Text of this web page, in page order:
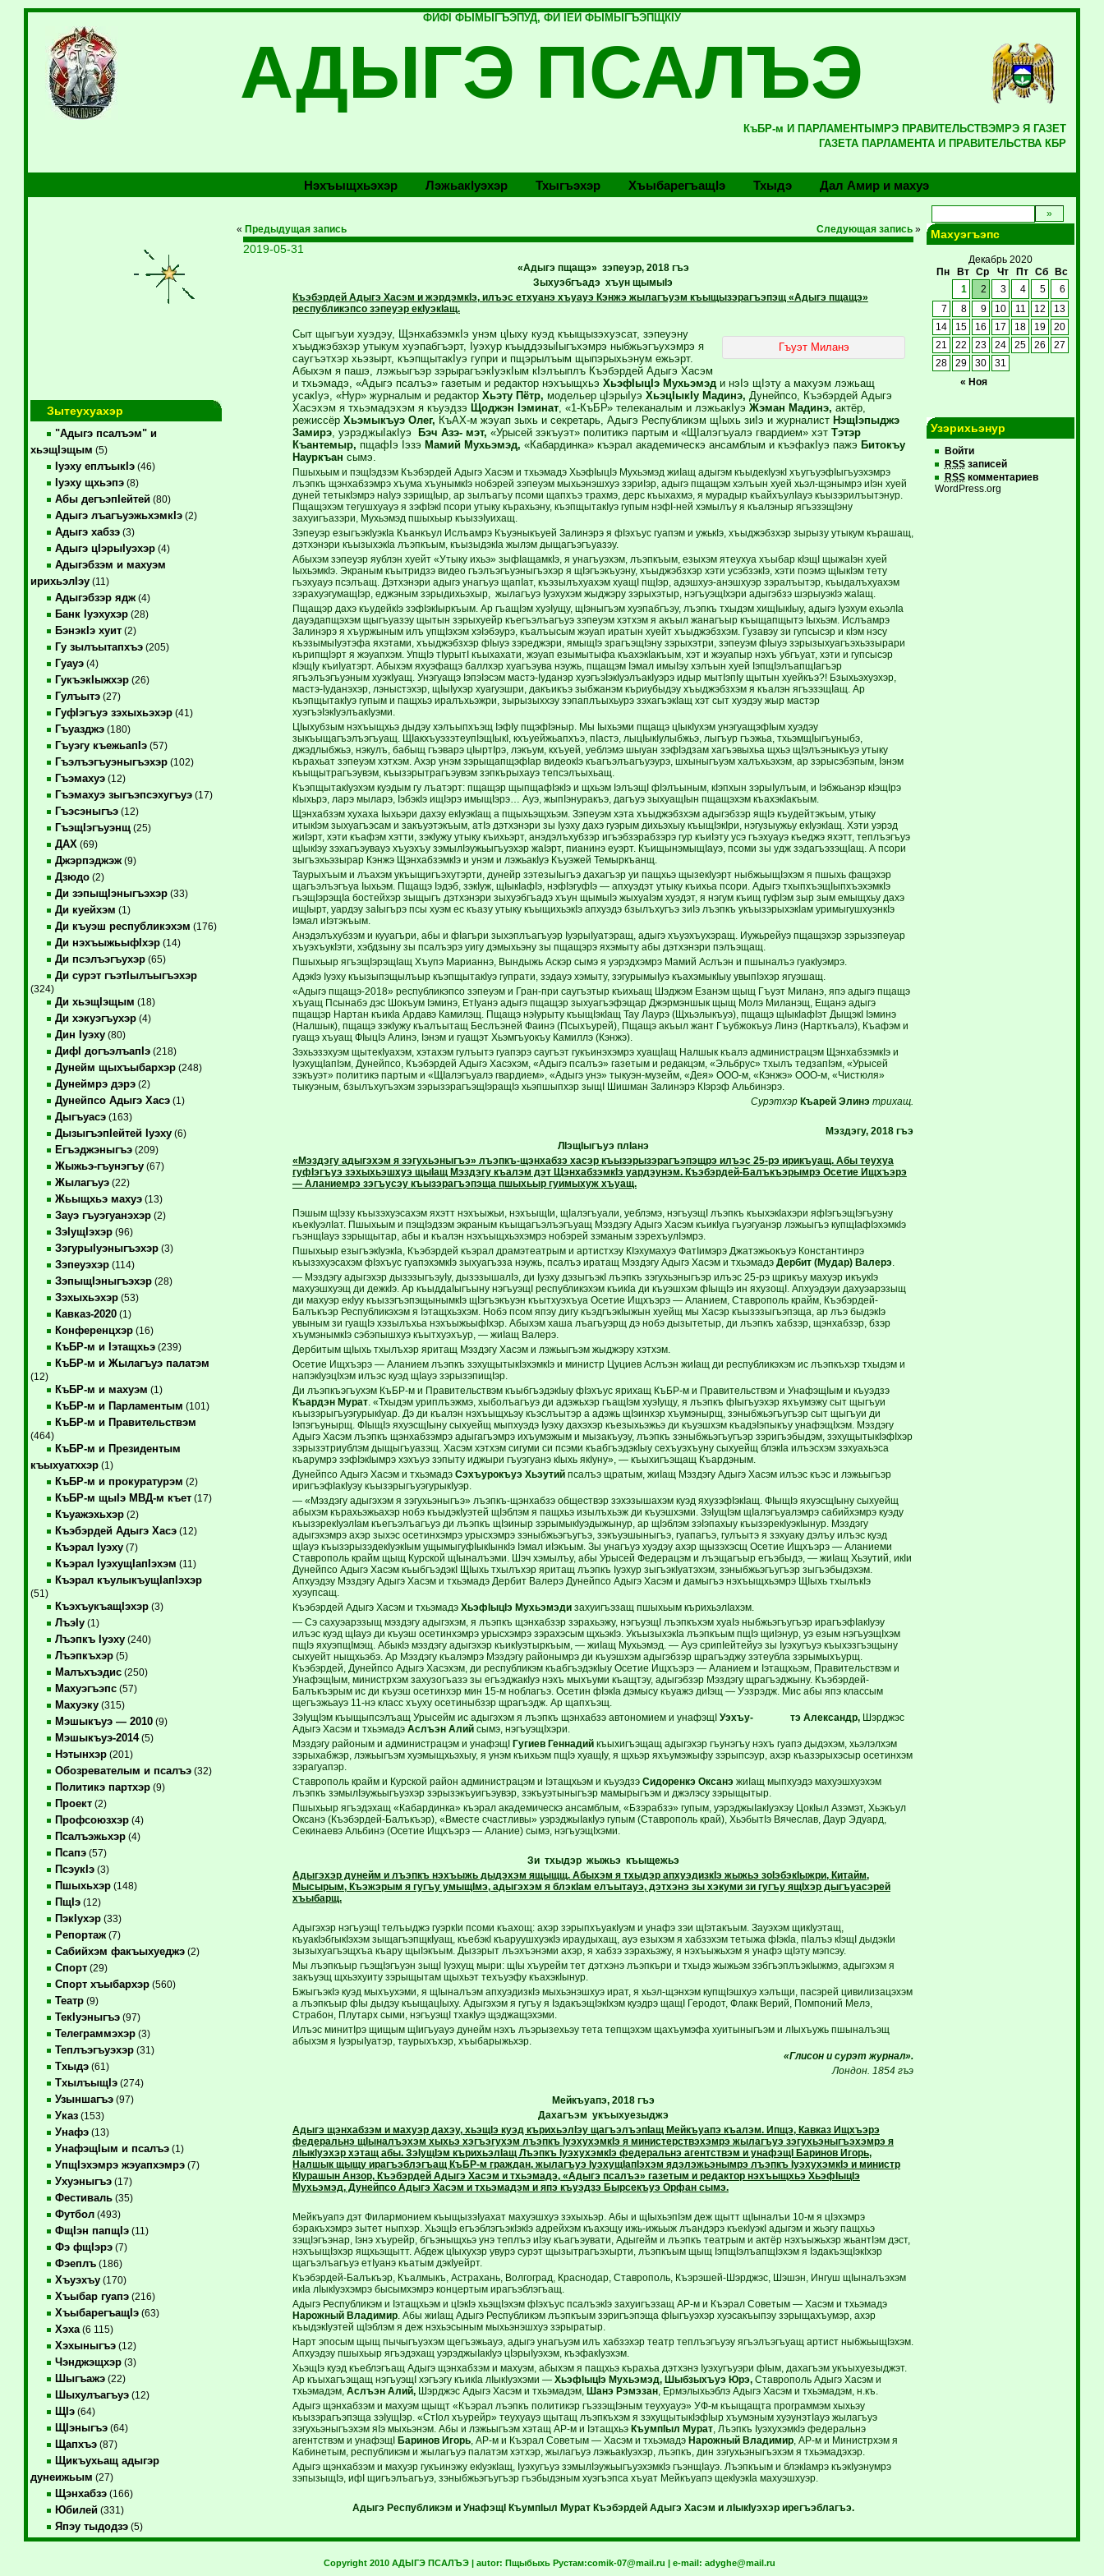
ФИФI ФЫМЫГЪЭПУД, ФИ IЕЙ ФЫМЫГЪЭПЩКIУ
АДЫГЭ ПСАЛЪЭ
КъБР-м И ПАРЛАМЕНТЫМРЭ ПРАВИТЕЛЬСТВЭМРЭ Я ГАЗЕТ
ГАЗЕТА ПАРЛАМЕНТА И ПРАВИТЕЛЬСТВА КБР
Нэхъыщхьэхэр Лэжьакlуэхэр Тхыгъэхэр Хъыбарегъащlэ Тхыдэ Дал Амир и махуэ
Зытеухуахэр
"Адыгэ псалъэм" и
хьэщIэщым (5)
Iуэху еплъыкIэ(46)
Iуэху щхьэпэ(8)
Абы дегъэпIейтей(80)
Адыгэ лъагъуэжьхэмкIэ(2)
Адыгэ хабзэ(3)
Адыгэ цIэрыIуэхэр(4)
Адыгэбзэм и махуэм
ирихьэлIэу(11)
Адыгэбзэр ядж(4)
Банк Iуэхухэр(28)
БэнэкIэ хуит(2)
Гу зылъытапхъэ(205)
Гуауэ(4)
ГукъэкIыжхэр(26)
Гулъытэ(27)
ГуфIэгъуэ зэхыхьэхэр(41)
Гъуазджэ(180)
Гъуэгу къежьапIэ(57)
Гъэлъэгъуэныгъэхэр(102)
Гъэмахуэ(12)
Гъэмахуэ зыгъэпсэхугъуэ(17)
Гъэсэныгъэ(12)
ГъэщIэгъуэнщ(25)
ДАХ (69)
Джэрпэджэж(9)
Дзюдо(2)
Ди зэпыщIэныгъэхэр(33)
Ди куейхэм (1)
Ди къуэш республикэхэм (176)
Ди нэхъыжьыфIхэр(14)
Ди псэлъэгъухэр(65)
Ди сурэт гъэтIылъыгъэхэр
(324)
Ди хьэщIэщым (18)
Ди хэкуэгъухэр(4)
Дин Iуэху(80)
ДифI догъэлъапIэ(218)
Дунейм щыхъыбархэр(248)
Дунеймрэ дэрэ(2)
Дунейпсо Адыгэ Хасэ(1)
Дыгъуасэ(163)
ДызыгъэпIейтей Iуэху(6)
Егъэджэныгъэ(209)
Жыжьэ-гъунэгъу(67)
Жылагъуэ(22)
Жьыщхьэ махуэ(13)
Зауэ гъуэгуанэхэр(2)
ЗэIущIэхэр(96)
ЗэгурыIуэныгъэхэр(3)
Зэпеуэхэр(114)
ЗэпыщIэныгъэхэр(28)
Зэхыхьэхэр(53)
Кавказ-2020(1)
Конференцхэр(16)
КъБР-м и Iэтащхьэ(239)
КъБР-м и Жылагъуэ палатэм
(12)
КъБР-м и махуэм (1)
КъБР-м и Парламентым (101)
КъБР-м и Правительствэм
(464)
КъБР-м и Президентым
къыхуатххэр(1)
КъБР-м и прокуратурэм (2)
КъБР-м щыIэ МВД-м къет(17)
Къуажэхьхэр(2)
Къэбэрдей Адыгэ Хасэ(12)
Къэрал Iуэху(7)
Къэрал IуэхущIапIэхэм (11)
Къэрал къулыкъущIапIэхэр
(51)
КъэхъукъащIэхэр(3)
ЛъэIу(1)
Лъэпкъ Iуэху(240)
Лъэпкъхэр(5)
Малъхъэдис(250)
Махуэгъэпс(57)
Махуэку(315)
Мэшыкъуэ — 2010(9)
Мэшыкъуэ-2014(5)
Нэтынхэр(201)
Обозревателым и псалъэ(32)
Политикэ партхэр(9)
Проект(2)
Профсоюзхэр(4)
Псалъэжьхэр(4)
Псапэ(57)
ПсэукIэ(3)
Пшыхьхэр(148)
ПщIэ(12)
ПэкIухэр(33)
Репортаж(7)
Сабийхэм факъыхуеджэ(2)
Спорт(29)
Спорт хъыбархэр(560)
Театр(9)
ТекIуэныгъэ(97)
Телеграммэхэр(3)
Теплъэгъуэхэр(31)
Тхыдэ(61)
ТхылъыщIэ(274)
Узыншагъэ(97)
Указ(153)
Унафэ(13)
УнафэщIым и псалъэ(1)
УпщIэхэмрэ жэуапхэмрэ(7)
Ухуэныгъэ(17)
Фестиваль(35)
Футбол(493)
ФщIэн папщIэ(11)
Фэ фщIэрэ(7)
Фэеплъ(186)
Хъуэхъу(170)
Хъыбар гуапэ(216)
ХъыбарегъащIэ(63)
Хэха(6 115)
Хэхыныгъэ(12)
Чэнджэщхэр(3)
Шыгъажэ(22)
Шыхулъагъуэ(12)
ЩIэ(64)
ЩIэныгъэ(64)
Щапхъэ(87)
Щикъухьащ адыгэр
дунеижьым (27)
Щэнхабзэ(166)
Юбилей(331)
Япэу тыдодзэ(5)
« Предыдущая запись Следующая запись»
2019-05-31
«Адыгэ пщащэ» зэпеуэр, 2018 гъэ
Зыхуэбгъадэ хъун щымыIэ
Къэбэрдей Адыгэ Хасэм и жэрдэмкIэ, илъэс етхуанэ хъуауэ Кэнжэ жылагъуэм къыщызэрагъэпэщ «Адыгэ пщащэ»
республикэпсо зэпеуэр екIуэкIащ.
Гъуэт Миланэ
Сыт щыгъуи хуэдэу, ЩэнхабзэмкIэ унэм цIыху куэд къыщызэхуэсат, зэпеуэну
хъыджэбзхэр утыкум хуэпабгъэрт, Iуэхур къыддэзыIыгъхэмрэ ныбжьэгъухэмрэ я
саугъэтхэр хьэзырт, къэпщытакIуэ гупри и пщэрылъым щыпэрыхьэнум ежьэрт.
Абыхэм я пашэ, лэжьыгъэр зэрырагъэкIуэкIым кIэлъыплъ Къэбэрдей Адыгэ Хасэм
и тхьэмадэ, «Адыгэ псалъэ» газетым и редактор нэхъыщхьэ ХьэфIыцIэ Мухьэмэди нэIэ щIэту а махуэм лэжьащ
усакIуэ, «Нур» журналым и редактор Хьэту Пётр, модельер цIэрыIуэ ХьэцIыкIу Мадинэ, Дунейпсо, Къэбэрдей Адыгэ
Хасэхэм я тхьэмадэхэм я къуэдзэ Щоджэн Iэминат, «1-КъБР» телеканалым и лэжьакIуэ Жэман Мадинэ, актёр,
режиссёр Хьэмыкъуэ Олег, КъАХ-м жэуап зыхь и секретарь, Адыгэ Республикэм щIыхь зиIэ и журналист НэщIэпыджэ
Замирэ, уэрэджыIакIуэ Бэч Азэ- мэт, «Урысей зэкъуэт» политикэ партым и «ЩIалэгъуалэ гвардием» хэт Тэтэр
Къантемыр, пщафIэ Iэзэ Мамий Мухьэмэд, «Кабардинка» къэрал академическэ ансамблым и къэфакIуэ пажэ Битокъу
Науркъан сымэ.
Пшыхьым и пэщIэдзэм Къэбэрдей Адыгэ Хасэм и тхьэмадэ ХьэфIыцIэ Мухьэмэд жиIащ адыгэм къыдекIуэкI хъугъуэфIыгъуэхэмрэ
лъэпкъ щэнхабзэмрэ хъума хъунымкIэ нобэрей зэпеуэм мыхьэнэшхуэ зэриIэр, адыгэ пщащэм хэлъын хуей хьэл-щэнымрэ иIэн хуей
дуней тетыкIэмрэ наIуэ зэрищIыр, ар зылъагъу псоми щапхъэ трахмэ, дерс къыхахмэ, я мурадыр къайхъулIауэ къызэрилъытэнур.
Пщащэхэм тегушхуауэ я зэфIэкI псори утыку кърахьэну, къэпщытакIуэ гупым нэфI-ней хэмылъу я къалэныр ягъэзэщIэну
захуигъазэри, Мухьэмэд пшыхьыр къызэIуихащ.
Зэпеуэр езыгъэкIуэкIа Къанкъул Ислъамрэ Къуэныкъуей Залинэрэ я фIэхъус гуапэм и ужькIэ, хъыджэбзхэр зырызу утыкум кърашащ,
дэтхэнэри къызыхэкIа лъэпкъым, къызыдэкIа жылэм дыщагъэгъуазэу.
Абыхэм зэпеуэр яублэн хуейт «Утыку ихьэ» зыфIащамкIэ, я унагъуэхэм, лъэпкъым, езыхэм ятеухуа хъыбар кIэщI щыжаIэн хуей
IыхьэмкIэ. Экраным къытридзэ видео гъэлъэгъуэныгъэхэр я щIэгъэкъуэну, хъыджэбзхэр хэти усэбзэкIэ, хэти поэмэ щIыкIэм тету
гъэхуауэ псэлъащ. Дэтхэнэри адыгэ унагъуэ щапIат, къэзылъхуахэм хуащI пщIэр, адэшхуэ-анэшхуэр зэралъытэр, къыдалъхуахэм
зэрахуэгумащIэр, еджэным зэрыдихьэхыр, жылагъуэ Iуэхухэм жыджэру зэрыхэтыр, нэгъуэщIхэри адыгэбзэ шэрыуэкIэ жаIащ.
Пщащэр дахэ къудейкIэ зэфIэкIыркъым. Ар гъащIэм хуэIущу, щIэныгъэм хуэпабгъэу, лъэпкъ тхыдэм хищIыкIыу, адыгэ Iуэхум ехьэлIа
дауэдапщэхэм щыгъуазэу щытын зэрыхуейр къегъэлъагъуэ зэпеуэм хэтхэм я акъыл жанагъыр къыщапщытэ Iыхьэм. Ислъамрэ
Залинэрэ я хъуржыным илъ упщIэхэм хэIэбэурэ, къалъысым жэуап иратын хуейт хъыджэбзхэм. Гузавэу зи гупсысэр и кIэм нэсу
къэзымыIуэтэфа яхэтами, хъыджэбзхэр фIыуэ зэреджэри, ямыщIэ зрагъэщIэну зэрыхэтри, зэпеуэм фIыуэ зэрызыхуагъэхьэзырари
кърипщIэрт я жэуапхэм. УпщIэ тIурытI къыхахати, жэуап езымытыфа къахэкIакъым, хэт и жэуапыр нэхъ убгъуат, хэти и гупсысэр
кIэщIу къиIуатэрт. Абыхэм яхуэфащэ баллхэр хуагъэува нэужь, пщащэм Iэмал имыIэу хэлъын хуей IэпщIэлъапщIагъэр
ягъэлъэгъуэным хуэкIуащ. Унэгуащэ IэпэIэсэм мастэ-Iуданэр хуэгъэIэкIуэлъакIуэрэ идыр мытIэпIу щытын хуейкъэ?! Бзыхьэхуэхэр,
мастэ-Iуданэхэр, лэныстэхэр, щIыIухэр хуагуэшри, дакъикъэ зыбжанэм къриубыдэу хъыджэбзхэм я къалэн ягъэзэщIащ. Ар
къэпщытакIуэ гупым и пащхьэ иралъхьэжри, зырызыххэу зэпаплъыхьурэ зэхагъэкIащ хэт сыт хуэдэу жыр мастэр
хуэгъэIэкIуэлъакIуэми.
ЦIыхубзым нэхъыщхьэ дыдэу хэлъыпхъэщ IэфIу пщэфIэныр. Мы Iыхьэми пщащэ цIыкIухэм унэгуащэфIым хуэдэу
зыкъыщагъэлъэгъуащ. ЩIакхъуэзэтеупIэщIыкI, кхъуейжьапхъэ, пIастэ, лыцIыкIулыбжьэ, лыгъур гъэжьа, тхьэмщIыгъуныбэ,
джэдлыбжьэ, нэкулъ, бабыщ гъэварэ цIыртIрэ, лэкъум, кхъуей, уеблэмэ шыуан зэфIэдзам хагъэвыхьа щхьэ щIэлъэныкъуэ утыку
кърахьат зэпеуэм хэтхэм. Ахэр унэм зэрыщапщэфIар видеокIэ къагъэлъагъуэурэ, шхыныгъуэм халъхьэхэм, ар зэрысэбэпым, Iэнэм
къыщытрагъэувэм, къызэрытрагъэувэм зэпкърыхауэ тепсэлъыхьащ.
КъэпщытакIуэхэм куэдым гу лъатэрт: пщащэр щыпщафIэкIэ и щхьэм IэлъэщI фIэлъыным, кIэпхын зэрыIулъым, и Iэбжьанэр кIэщIрэ
кIыхьрэ, ларэ мыларэ, IэбэкIэ ищIэрэ имыщIэрэ… Ауэ, жыпIэнуракъэ, дагъуэ зыхуащIын пщащэхэм къахэкIакъым.
Щэнхабзэм хухаха Iыхьэри дахэу екIуэкIащ а пщыхьэщхьэм. Зэпеуэм хэта хъыджэбзхэм адыгэбзэр ящIэ къудейтэкъым, утыку
итыкIэм зыхуагъэсам и закъуэтэкъым, атIэ дэтхэнэри зы Iуэху дахэ гуэрым дихьэхыу къыщIэкIри, нэгузыужьу екIуэкIащ. Хэти уэрэд
жиIэрт, хэти къафэм хэтти, зэкIужу утыку къихьэрт, анэдэлъхубзэр игъэбзэрабзэрэ гур къиIэту усэ гъэхуауэ къеджэ яхэтт, теплъэгъуэ
щIыкIэу зэхагъэувауэ хъуэхъу зэмылIэужьыгъуэхэр жаIэрт, пианинэ еуэрт. КъищынэмыщIауэ, псоми зы удж зэдагъэзэщIащ. А псори
зыгъэхьэзырар Кэнжэ ЩэнхабзэмкIэ и унэм и лэжьакIуэ Къуэжей Темыркъанщ.
Таурыхъым и лъахэм укъыщигъэхутэрти, дунейр зэтезыIыгъэ дахагъэр уи пащхьэ щызекIуэрт ныбжьыщIэхэм я пшыхь фащэхэр
щагъэлъэгъуа Iыхьэм. Пщащэ Iэдэб, зэкIуж, щIыкIафIэ, нэфIэгуфIэ — апхуэдэт утыку къихьа псори. Адыгэ тхыпхъэщIыпхъэхэмкIэ
гъэщIэрэщIа бостейхэр зыщыгъ дэтхэнэри зыхуэбгъадэ хъун щымыIэ жыхуаIэм хуэдэт, я нэгум къищ гуфIэм зыр зым емыщхьу дахэ
ищIырт, уардэу заIыгърэ псы хуэм ес къазу утыку къыщихьэкIэ апхуэдэ бзылъхугъэ зиIэ лъэпкъ укъызэрыхэкIам уримыгушхуэнкIэ
Iэмал иIэтэкъым.
Анэдэлъхубзэм и кууагъри, абы и фIагъри зыхэплъагъуэр IуэрыIуатэращ, адыгэ хъуэхъухэращ. Иужьрейуэ пщащэхэр зэрызэпеуар
хъуэхъукIэти, хэбдзыну зы псалъэрэ уигу дэмыхьэну зы пщащэрэ яхэмыту абы дэтхэнэри пэлъэщащ.
Пшыхьыр ягъэщIэрэщIащ Хъупэ Марианнэ, Вындыжь Аскэр сымэ я уэрэдхэмрэ Мамий Аслъэн и пшыналъэ гуакIуэмрэ.
АдэкIэ Iуэху къызыпэщылъыр къэпщытакIуэ гупрати, зэдауэ хэмыту, зэгурымыIуэ къахэмыкIыу увыпIэхэр ягуэшащ.
«Адыгэ пщащэ-2018» республикэпсо зэпеуэм и Гран-при саугъэтыр къихьащ Шэджэм Езанэм щыщ Гъуэт Миланэ, япэ адыгэ пщащэ
хъуащ Псынабэ дэс Шокъум Iэминэ, ЕтIуанэ адыгэ пщащэр зыхуагъэфэщар Джэрмэншык щыщ Молэ Миланэщ, Ещанэ адыгэ
пщащэр Нартан къикIа Ардавэ Камилэщ. Пщащэ нэIурыту къыщIэкIащ Тау Лаурэ (Щхьэлыкъуэ), пщащэ щIыкIафIэт ДыщэкI Iэминэ
(Налшык), пщащэ зэкIужу къалъытащ Беслъэней Фаинэ (Псыхъурей), Пщащэ акъыл жант Гъубжокъуэ Линэ (Нарткъалэ), Къафэм и
гуащэ хъуащ ФIыцIэ Алинэ, Iэнэм и гуащэт Хьэмгъуокъу Камиллэ (Кэнжэ).
Зэхьэзэхуэм щытекIуахэм, хэтахэм гулъытэ гуапэрэ саугъэт гукъинэхэмрэ хуащIащ Налшык къалэ администрацэм ЩэнхабзэмкIэ и
IуэхущIапIэм, Дунейпсо, Къэбэрдей Адыгэ Хасэхэм, «Адыгэ псалъэ» газетым и редакцэм, «Эльбрус» тхылъ тедзапIэм, «Урысей
зэкъуэт» политикэ партым и «ЩIалэгъуалэ гвардием», «Адыгэ унэ» тыкуэн-музейм, «Дея» ООО-м, «Кэнжэ» ООО-м, «Чистюля»
тыкуэным, бзылъхугъэхэм зэрызэрагъэщIэращIэ хьэпшыпхэр зыщI Шишман Залинэрэ КIэрэф Альбинэрэ.
Сурэтхэр Къарей Элинэ трихащ.
Мэздэгу, 2018 гъэ
ЛIэщIыгъуэ плIанэ
«Мэздэгу адыгэхэм я зэгухьэныгъэ» лъэпкъ-щэнхабзэ хасэр къызэрызэрагъэпэщрэ илъэс 25-рэ ирикъуащ. Абы теухуа
гуфIэгъуэ зэхыхьэшхуэ щыIащ Мэздэгу къалэм дэт ЩэнхабзэмкIэ уардэунэм. Къэбэрдей-Балъкъэрымрэ Осетие Ищхъэрэ
— Аланиемрэ зэгъусэу къызэрагъэпэща пшыхьыр гуимыхуж хъуащ.
Пэшым щIэзу къызэхуэсахэм яхэтт нэхъыжьи, нэхъыщIи, щIалэгъуали, уеблэмэ, нэгъуэщI лъэпкъ къыхэкIахэри яфIэгъэщIэгъуэну
къекIуэлIат. Пшыхьым и пэщIэдзэм экраным къыщагъэлъэгъуащ Мэздэгу Адыгэ Хасэм къикIуа гъуэгуанэр лэжьыгъэ купщIафIэхэмкIэ
гъэнщIауэ зэрыщытар, абы и къалэн нэхъыщхьэхэмрэ нобэрей зэманым зэрехъулIэмрэ.
Пшыхьыр езыгъэкIуэкIа, Къэбэрдей къэрал драмэтеатрым и артистхэу КIэхумахуэ ФатIимэрэ Джатэжьокъуэ Константинрэ
къызэхуэсахэм фIэхъус гуапэхэмкIэ зыхуагъэза нэужь, псалъэ иратащ Мэздэгу Адыгэ Хасэм и тхьэмадэ Дербит (Мудар) Валерэ.
— Мэздэгу адыгэхэр дызэзыгъэуIу, дызэзышалIэ, ди Iуэху дэзыгъэкI лъэпкъ зэгухьэныгъэр илъэс 25-рэ щрикъу махуэр икъукIэ
махуэшхуэщ ди дежкIэ. Ар къыддаIыгъыну нэгъуэщI республикэхэм къикIа ди къуэшхэм фIыщIэ ин яхузощI. Апхуэдэуи дахуэарэзыщ
ди махуэр екIуу къызэгъэпэщынымкIэ щIэгъэкъуэн къытхуэхъуа Осетие Ищхъэрэ — Аланием, Ставрополь крайм, Къэбэрдей-
Балъкъэр Республикэхэм я Iэтащхьэхэм. Нобэ псом япэу дигу къэдгъэкIыжын хуейщ мы Хасэр къызэзыгъэпэща, ар лъэ быдэкIэ
увыным зи гуащIэ хэзылъхьа нэхъыжьыфIхэр. Абыхэм хаша лъагъуэрщ дэ нобэ дызытетыр, ди лъэпкъ хабзэр, щэнхабзэр, бзэр
хъумэнымкIэ сэбэпышхуэ къытхуэхъур, — жиIащ Валерэ.
Дербитым щIыхь тхылъхэр яритащ Мэздэгу Хасэм и лэжьыгъэм жыджэру хэтхэм.
Осетие Ищхъэрэ — Аланием лъэпкъ зэхущытыкIэхэмкIэ и министр Цуциев Аслъэн жиIащ ди республикэхэм ис лъэпкъхэр тхыдэм и
напэкIуэцIхэм илъэс куэд щIауэ зэрызэпищIэр.
Ди лъэпкъэгъухэм КъБР-м и Правительствэм къыбгъэдэкIыу фIэхъус ярихащ КъБР-м и Правительствэм и УнафэщIым и къуэдзэ
Къардэн Мурат. «Тхыдэм уриплъэжмэ, хыболъагъуэ ди адэжьхэр гъащIэм хуэIущу, я лъэпкъ фIыгъуэхэр яхъумэжу сыт щыгъуи
къызэрыгъуэгурыкIуар. Дэ ди къалэн нэхъыщхьэу къэслъытэр а адэжь щIэинхэр хъумэнырщ, зэныбжьэгъугъэр сыт щыгъуи ди
Iэпэгъунырщ. ФIыщIэ яхуэсщIыну сыхуейщ мыпхуэдэ Iуэху дахэхэр къезыхьэжьэ ди къуэшхэм къадэIэпыкъу унафэщIхэм. Мэздэгу
Адыгэ Хасэм лъэпкъ щэнхабзэмрэ адыгагъэмрэ ихъумэжым и мызакъуэу, лъэпкъ зэныбжьэгъугъэр зэригъэбыдэм, зэхущытыкIэфIхэр
зэрызэтриублэм дыщыгъуазэщ. Хасэм хэтхэм сигуми си псэми къабгъэдэкIыу сехъуэхъуну сыхуейщ блэкIа илъэсхэм зэхуахьэса
къарумрэ зэфIэкIымрэ хэхъуэ зэпыту иджыри гъуэгуанэ кIыхь якIуну», — къыхигъэщащ Къардэным.
Дунейпсо Адыгэ Хасэм и тхьэмадэ Сэхъурокъуэ Хьэутийпсалъэ щратым, жиIащ Мэздэгу Адыгэ Хасэм илъэс къэс и лэжьыгъэр
иригъэфIакIуэу къызэрыгъуэгурыкIуэр.
— «Мэздэгу адыгэхэм я зэгухьэныгъэ» лъэпкъ-щэнхабзэ обществэр зэхэзышахэм куэд яхузэфIэкIащ. ФIыщIэ яхуэсщIыну сыхуейщ
абыхэм кърахьэжьахэр нобэ къыдэкIуэтей щIэблэм я пащхьэ изылъхьэж ди къуэшхэми. ЗэIущIэм щIалэгъуалэмрэ сабийхэмрэ куэду
къызэрекIуэлIам къегъэлъагъуэ ди лъэпкъ щIэиныр зэрымыкIуэдыжынур, ар щIэблэм зэIэпахыу къызэрекIуэкIынур. Мэздэгу
адыгэхэмрэ ахэр зыхэс осетинхэмрэ урысхэмрэ зэныбжьэгъугъэ, зэкъуэшыныгъэ, гуапагъэ, гулъытэ я зэхуаку дэлъу илъэс куэд
щIауэ къызэрызэдекIуэкIым ущымыгуфIыкIынкIэ Iэмал иIэкъым. Зы унагъуэ хуэдэу ахэр щызэхэсщ Осетие Ищхъэрэ — Аланиеми
Ставрополь крайм щыщ Курской щIыналъэми. Шэч хэмылъу, абы Урысей Федерацэм и лъэщагъыр егъэбыдэ, — жиIащ Хьэутий, икIи
Дунейпсо Адыгэ Хасэм къыбгъэдэкI ЩIыхь тхылъхэр яритащ лъэпкъ Iуэхур зыгъэкIуатэхэм, зэныбжьэгъугъэр зыгъэбыдэхэм.
Апхуэдэу Мэздэгу Адыгэ Хасэм и тхьэмадэ Дербит Валерэ Дунейпсо Адыгэ Хасэм и дамыгъэ нэхъыщхьэмрэ ЩIыхь тхылъкIэ
хуэупсащ.
Къэбэрдей Адыгэ Хасэм и тхьэмадэ ХьэфIыцIэ Мухьэмэдизахуигъэзащ пшыхьым кърихьэлIахэм.
— Сэ сахуэарэзыщ мэздэгу адыгэхэм, я лъэпкъ щэнхабзэр зэрахьэжу, нэгъуэщI лъэпкъхэм хуаIэ ныбжьэгъугъэр ирагъэфIакIуэу
илъэс куэд щIауэ ди къуэш осетинхэмрэ урысхэмрэ зэрахэсым щхьэкIэ. УкъызыхэкIа лъэпкъым пщIэ щиIэнур, уэ езым нэгъуэщIхэм
пщIэ яхуэпщIмэщ. АбыкIэ мэздэгу адыгэхэр къикIуэтыркъым, — жиIащ Мухьэмэд. — Ауэ срипIейтейуэ зы Iуэхугъуэ къыхэзгъэщыну
сыхуейт ныщхьэбэ. Ар Мэздэгу къалэмрэ Мэздэгу районымрэ ди къуэшхэм адыгэбзэр щрагъэджу зэтеубла зэрымыхъурщ.
Къэбэрдей, Дунейпсо Адыгэ Хасэхэм, ди республикэм къабгъэдэкIыу Осетие Ищхъэрэ — Аланием и Iэтащхьэм, Правительствэм и
УнафэщIым, министрхэм захузогъазэ зы егъэджакIуэ нэхъ мыхъуми къащтэу, адыгэбзэр Мэздэгу щрагъэджыну. Къэбэрдей-
Балъкъэрым ис ди къуэш осетинхэр мин 15-м ноблагъэ. Осетин фIэкIа дэмысу къуажэ диIэщ — Уэзрэдж. Мис абы япэ классым
щегъэжьауэ 11-нэ класс хъуху осетиныбзэр щрагъэдж. Ар щапхъэщ.
ЗэIущIэм къыщыпсэлъащ Урысейм ис адыгэхэм я лъэпкъ щэнхабзэ автономием и унафэщI Уэхъу- тэ Александр,Шэрджэс
Адыгэ Хасэм и тхьэмадэ Аслъэн Алийсымэ, нэгъуэщIхэри.
Мэздэгу районым и администрацэм и унафэщI Гугиев Геннадийкъыхигъэщащ адыгэхэр гъунэгъу нэхъ гуапэ дыдэхэм, хьэлэлхэм
зэрыхабжэр, лэжьыгъэм хуэмыщхьэхыу, я унэм къихьэм пщIэ хуащIу, я щхьэр яхъумэжыфу зэрыпсэур, ахэр къазэрыхэсыр осетинхэм
зэрагуапэр.
Ставрополь крайм и Курской район администрацэм и Iэтащхьэм и къуэдзэ Сидоренкэ ОксанэжиIащ мыпхуэдэ махуэшхуэхэм
лъэпкъ зэмылIэужьыгъуэхэр зэрызэкъуигъэувэр, зэкъуэтыныгъэр мамырыгъэм и джэлэсу зэрыщытыр.
Пшыхьыр ягъэдэхащ «Кабардинка» къэрал академическэ ансамблым, «Бзэрабзэ» гупым, уэрэджыIакIуэхэу ЦокIыл Азэмэт, Хьэкъул
Оксанэ (Къэбэрдей-Балъкъэр), «Вместе счастливы» уэрэджыIакIуэ гупым (Ставрополь край), ХьэбытIэ Вячеслав, Даур Эдуард,
Секинаевэ Альбинэ (Осетие Ищхъэрэ — Алание) сымэ, нэгъуэщIхэми.
Зи тхыдэр жыжьэ къыщежьэ
Адыгэхэр дунейм и лъэпкъ нэхъыжь дыдэхэм ящыщщ. Абыхэм я тхыдэр апхуэдизкIэ жыжьэ зоIэбэкIыжри, Китайм,
Мысырым, Къэжэрым я гугъу умыщIмэ, адыгэхэм я блэкIам елъытауэ, дэтхэнэ зы хэкуми зи гугъу ящIхэр дыгъуасэрей
хъыбарщ.
Адыгэхэр нэгъуэщI телъыджэ гуэркIи псоми къахощ: ахэр зэрыпхъуакIуэм и унафэ зэи щIэтакъым. Зауэхэм щикIуэтащ,
къуакIэбгыкIэхэм зыщагъэпщкIуащ, къебэкI къаруушхуэкIэ ираудыхащ, ауэ езыхэм я хабзэхэм тетыжа фIэкIа, пIалъэ кIэщI дыдэкIи
зызыхуагъэщхъа къару щыIэкъым. Дызэрыт лъэхъэнэми ахэр, я хабзэ зэрахьэжу, я нэхъыжьхэм я унафэ щIэту мэпсэу.
Мы лъэпкъыр гъэщIэгъуэн зыщI Iуэхущ мыри: щIы хъурейм тет дэтхэнэ лъэпкъри и тхыдэ жыжьэм зэбгъэплъэкIыжмэ, адыгэхэм я
закъуэщ щхьэхуиту зэрыщытам щыхьэт техъуэфу къахэкIынур.
БжыгъэкIэ куэд мыхъухэми, я щIыналъэм апхуэдизкIэ мыхьэнэшхуэ ират, я хьэл-щэнхэм купщIэшхуэ хэлъщи, пасэрей цивилизацэхэм
а лъэпкъыр фIы дыдэу къыщацIыху. Адыгэхэм я гугъу я IэдакъэщIэкIхэм куэдрэ щащI Геродот, Флакк Верий, Помпоний Мелэ,
Страбон, Плутарх сыми, нэгъуэщI тхакIуэ щэджащэхэми.
Илъэс минитIрэ щищым щIигъуауэ дунейм нэхъ лъэрызехьэу тета тепщэхэм щахъумэфа хуитыныгъэм и лIыхъужь пшыналъэщ
абыхэм я IуэрыIуатэр, таурыхъхэр, хъыбарыжьхэр.
«Глисон и cурэт журнал».
Лондон. 1854 гъэ
Мейкъуапэ, 2018 гъэ
Дахагъэм укъыхуезыджэ
Адыгэ щэнхабзэм и махуэр дахэу, хьэщIэ куэд кърихьэлIэу щагъэлъэпIащ Мейкъуапэ къалэм. Ипщэ, Кавказ Ищхъэрэ
федеральнэ щIыналъэхэм хыхьэ хэгъэгухэм лъэпкъ IуэхухэмкIэ я министерствэхэмрэ жылагъуэ зэгухьэныгъэхэмрэ я
лIыкIуэхэр хэтащ абы. ЗэIущIэм кърихьэлIащ Лъэпкъ IуэхухэмкIэ федеральнэ агентствэм и унафэщI Баринов Игорь,
Налшык щыщу ирагъэблэгъащ КъБР-м граждан, жылагъуэ IуэхущIапIэхэм ядэлэжьэнымрэ лъэпкъ IуэхухэмкIэ и министр
КIурашын Анзор, Къэбэрдей Адыгэ Хасэм и тхьэмадэ, «Адыгэ псалъэ» газетым и редактор нэхъыщхьэ ХьэфIыцIэ
Мухьэмэд, Дунейпсо Адыгэ Хасэм и тхьэмадэм и япэ къуэдзэ Бырсекъуэ Орфан сымэ.
Мейкъуапэ дэт Филармонием къыщызэIуахат махуэшхуэ зэхыхьэр. Абы и щIыхьэпIэм деж щытт щIыналъи 10-м я цIэхэмрэ
бэракъхэмрэ зытет ныпхэр. ХьэщIэ егъэблэгъэкIэкIэ адрейхэм къахэщу ижь-ижьыж лъандэрэ къекIуэкI адыгэм и жьэгу пащхьэ
зэщIэгъэнар, Iэнэ хъурейр, бгъэныщхьэ унэ теплъэ иIэу къагъэувати, Адыгейм и лъэпкъ театрым и актёр нэхъыжьхэр жьантIэм дэст,
нэхъыщIэхэр ящхьэщытт. Абдеж цIыхухэр увурэ сурэт щызытрагъэхырти, лъэпкъым щыщ IэпщIэлъапщIэхэм я IэдакъэщIэкIхэр
щагъэлъагъуэ етIуанэ къатым дэкIуейрт.
Къэбэрдей-Балъкъэр, Къалмыкъ, Астрахань, Волгоград, Краснодар, Ставрополь, Къэрэшей-Шэрджэс, Шэшэн, Ингуш щIыналъэхэм
икIа лIыкIуэхэмрэ бысымхэмрэ концертым ирагъэблэгъащ.
Адыгэ Республикэм и Iэтащхьэм и цIэкIэ хьэщIэхэм фIэхъус псалъэкIэ захуигъэзащ АР-м и Къэрал Советым — Хасэм и тхьэмадэ
Нарожный Владимир. Абы жиIащ Адыгэ Республикэм лъэпкъым зэригъэпэща фIыгъуэхэр хуэсакъыпэу зэрыщахъумэр, ахэр
къыдэкIуэтей щIэблэм я деж нэхьэсыным мыхьэнэшхуэ зэрыратыр.
Нарт эпосым щыщ пычыгъуэхэм щегъэжьауэ, адыгэ унагъуэм илъ хабзэхэр театр теплъэгъуэу ягъэлъэгъуащ артист ныбжьыщIэхэм.
Апхуэдэу пшыхьыр ягъэдэхащ уэрэджыIакIуэ цIэрыIуэхэм, къэфакIуэхэм.
ХьэщIэ куэд къеблэгъащ Адыгэ щэнхабзэм и махуэм, абыхэм я пащхьэ кърахьа дэтхэнэ Iуэхугъуэри фIым, дахагъэм укъыхуезыджэт.
Ар къыхагъэщащ нэгъуэщI хэгъэгу къикIа лIыкIуэхэми — ХьэфIыцIэ Мухьэмэд, Шыбзыхъуэ Юрэ,Ставрополь Адыгэ Хасэм и
тхьэмадэм, Аслъэн Алий,Шэрджэс Адыгэ Хасэм и тхьэмадэм, Шанэ Рэмэзан, Ермэлыхьэблэ Адыгэ Хасэм и тхьэмадэм, н.къ.
Адыгэ щэнхабзэм и махуэм щыщт «Къэрал лъэпкъ политикэр гъэзэщIэным теухуауэ» УФ-м къыщащта программэм хыхьэу
къызэрагъэпэща зэIущIэр. «СтIол хъурейр» теухуауэ щытащ лъэпкъхэм я зэхущытыкIэфIыр хъумэным хуэунэтIауэ жылагъуэ
зэгухьэныгъэхэм яIэ мыхьэнэм. Абы и лэжьыгъэм хэтащ АР-м и Iэтащхьэ КъумпIыл Мурат, Лъэпкъ IуэхухэмкIэ федеральнэ
агентствэм и унафэщI Баринов Игорь, АР-м и Къэрал Советым — Хасэм и тхьэмадэ Нарожный Владимир, АР-м и Министрхэм я
Кабинетым, республикэм и жылагъуэ палатэм хэтхэр, жылагъуэ лэжьакIуэхэр, лъэпкъ, дин зэгухьэныгъэхэм я тхьэмадэхэр.
Адыгэ щэнхабзэм и махуэр гукъинэжу екIуэкIащ, Iуэхугъуэ зэмылIэужьыгъуэхэмкIэ гъэнщIауэ. Лъэпкъым и блэкIамрэ къэкIуэнумрэ
зэпызыщIэ, ифI щигъэлъагъуэ, зэныбжьэгъугъэр гъэбыдэным хуэгъэпса хъуат Мейкъуапэ щекIуэкIа махуэшхуэр.
Адыгэ Республикэм и УнафэщI КъумпIыл Мурат Къэбэрдей Адыгэ Хасэм и лIыкIуэхэр ирегъэблагъэ.
Махуэгъэпс
Декабрь 2020
Пн
Вт Ср Чт Пт Сб Вс
« Ноя
1 2 3 4 5
6
7
8 9 10 11 12
13
14
15 16 17 18 19
20
21
22 23 24 25 26
27
28
29 30 31
Узэрихьэнур
Войти
RSSзаписей
RSSкомментариев
WordPress.org
Copyright 2010 АДЫГЭ ПСАЛЪЭ | autor: Пщыбыхь Рустам:comik-07@mail.ru | e-mail: adyghe@mail.ru